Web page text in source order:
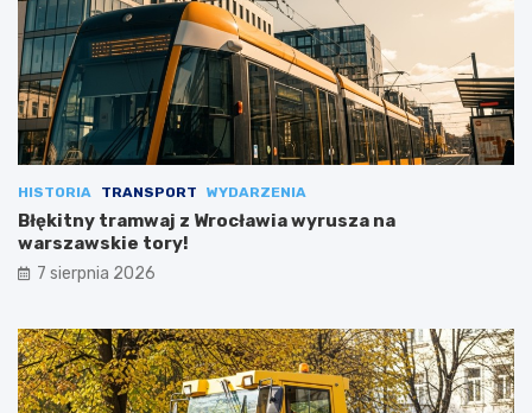
HISTORIA TRANSPORT WYDARZENIA
Błękitny tramwaj z Wrocławia wyrusza na
warszawskie tory!
7 sierpnia 2026